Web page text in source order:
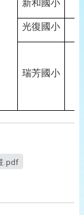
新和國小
光復國小
瑞芳國小
.pdf